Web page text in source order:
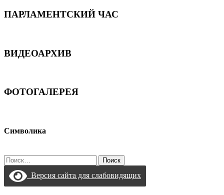
ПАРЛАМЕНТСКИЙ ЧАС
ВИДЕОАРХИВ
ФОТОГАЛЕРЕЯ
Символика
Найти:
Версия сайта для слабовидящих